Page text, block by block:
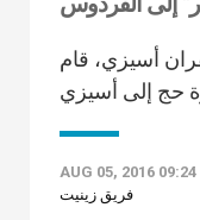
أسيزي، قام
حج إلى أسيزي
AUG 05, 2016 09:24
فريق زينيت